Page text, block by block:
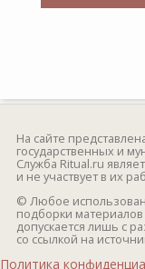
На сайте
государственных и
Служба Ritual.ru
и не участвует в их
© Любое
подборки
допускается лишь с
со ссылкой на
Политика